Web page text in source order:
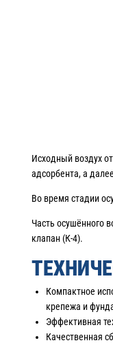
Исходный воздух
адсорбента, а
Во время стадии
Часть осушённого
клапан (К-4).
Компактное
крепежа и
Эффективная
Качественная